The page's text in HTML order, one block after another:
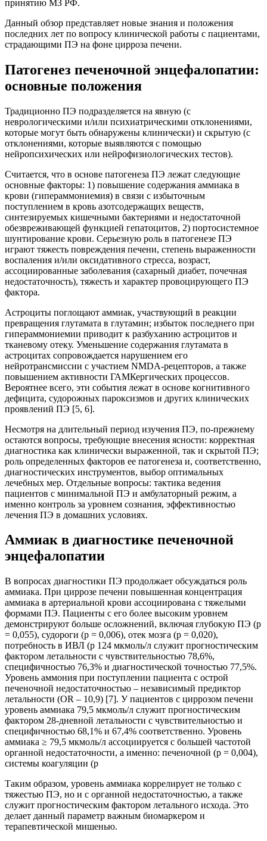
принятию МЗ РФ.
Данный обзор представляет новые знания и положения
последних лет по вопросу клинической работы с пациентами,
страдающими ПЭ на фоне цирроза печени.
Патогенез печеночной энцефалопатии:
основные положения
Традиционно ПЭ подразделяется на явную (с
неврологическими и/или психиатрическими отклонениями,
которые могут быть обнаружены клинически) и скрытую (с
отклонениями, которые выявляются с помощью
нейропсихических или нейрофизиологических тестов).
Считается, что в основе патогенеза ПЭ лежат следующие
основные факторы: 1) повышение содержания аммиака в
крови (гипераммониемия) в связи с избыточным
поступлением в кровь азотсодержащих веществ,
синтезируемых кишечными бактериями и недостаточной
обезвреживающей функцией гепатоцитов, 2) портосистемное
шунтирование крови. Серьезную роль в патогенезе ПЭ
играют тяжесть повреждения печени, степень выраженности
воспаления и/или оксидативного стресса, возраст,
ассоциированные заболевания (сахарный диабет, почечная
недостаточность), тяжесть и характер провоцирующего ПЭ
фактора.
Астроциты поглощают аммиак, участвующий в реакции
превращения глутамата в глутамин; избыток последнего при
гипераммониемии приводит к разбуханию астроцитов и
тканевому отеку. Уменьшение содержания глутамата в
астроцитах сопровождается нарушением его
нейротрансмиссии с участием NMDA-рецепторов, а также
повышением активности ГАМКергических процессов.
Вероятнее всего, эти события лежат в основе когнитивного
дефицита, судорожных пароксизмов и других клинических
проявлений ПЭ [5, 6].
Несмотря на длительный период изучения ПЭ, по-прежнему
остаются вопросы, требующие внесения ясности: корректная
диагностика как клинически выраженной, так и скрытой ПЭ;
роль определенных факторов ее патогенеза и, соответственно,
диагностических инструментов, выбор оптимальных
лечебных мер. Отдельные вопросы: тактика ведения
пациентов с минимальной ПЭ и амбулаторный режим, а
именно контроль за уровнем сознания, эффективностью
лечения ПЭ в домашних условиях.
Аммиак в диагностике печеночной
энцефалопатии
В вопросах диагностики ПЭ продолжает обсуждаться роль
аммиака. При циррозе печени повышенная концентрация
аммиака в артериальной крови ассоциирована с тяжелыми
формами ПЭ. Пациенты с его более высоким уровнем
демонстрируют больше осложнений, включая глубокую ПЭ (р
= 0,055), судороги (р = 0,006), отек мозга (р = 0,020),
потребность в ИВЛ (p 124 мкмоль/л служит прогностическим
фактором летальности с чувствительностью 78,6%,
специфичностью 76,3% и диагностической точностью 77,5%.
Уровень аммония при поступлении пациента с острой
печеночной недостаточностью – независимый предиктор
летальности (OR – 10,9) [7]. У пациентов с циррозом печени
уровень аммиака 79,5 мкмоль/л служит прогностическим
фактором 28-дневной летальности с чувствительностью и
специфичностью 68,1% и 67,4% соответственно. Уровень
аммиака ≥ 79,5 мкмоль/л ассоциируется с большей частотой
органной недостаточности, а именно: печеночной (p = 0,004),
системы коагуляции (p
Таким образом, уровень аммиака коррелирует не только с
тяжестью ПЭ, но и с органной недостаточностью, а также
служит прогностическим фактором летального исхода. Это
делает данный параметр важным биомаркером и
терапевтической мишенью.